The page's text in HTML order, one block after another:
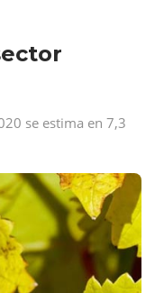
se estima en 7,3